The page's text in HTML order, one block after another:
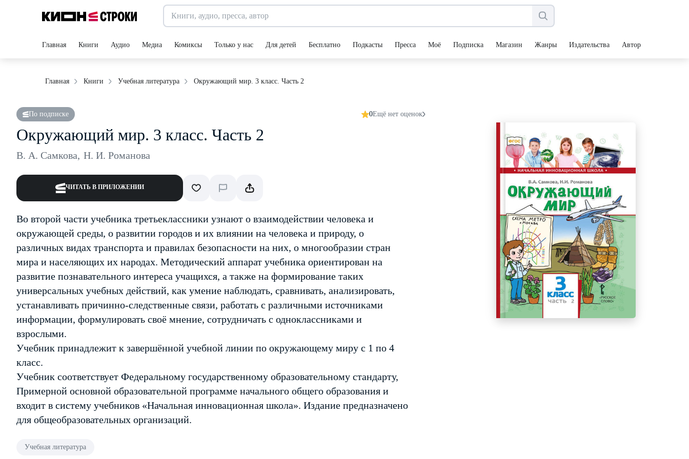
Главная Книги Аудио Медиа Комиксы Только у нас Для детей Бесплатно Подкасты Пресса Моё Подписка Магазин Жанры Издательства Авторы
Главная Книги Учебная литература Окружающий мир. 3 класс. Часть 2
По подписке 0Ещё нет оценок
Окружающий мир. 3 класс. Часть 2
В. А. Самкова, Н. И. Романова
ЧИТАТЬ В ПРИЛОЖЕНИИ
Во второй части учебника третьеклассники узнают о взаимодействии человека и
окружающей среды, о развитии городов и их влиянии на человека и природу, о
различных видах транспорта и правилах безопасности на них, о многообразии стран
мира и населяющих их народах. Методический аппарат учебника ориентирован на
развитие познавательного интереса учащихся, а также на формирование таких
универсальных учебных действий, как умение наблюдать, сравнивать, анализировать,
устанавливать причинно-следственные связи, работать с различными источниками
информации, формулировать своё мнение, сотрудничать с одноклассниками и
взрослыми.
Учебник принадлежит к завершённой учебной линии по окружающему миру с 1 по 4
класс.
Учебник соответствует Федеральному государственному образовательному стандарту,
Примерной основной образовательной программе начального общего образования и
входит в систему учебников «Начальная инновационная школа». Издание предназначено
для общеобразовательных организаций.
Учебная литература